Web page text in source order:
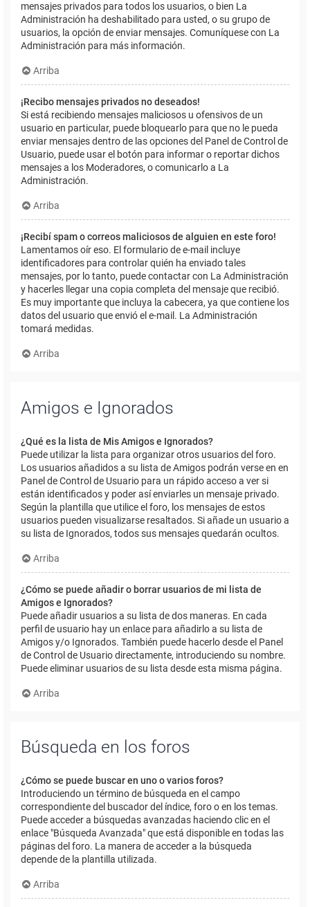
mensajes privados para todos los usuarios, o bien La
Administración ha deshabilitado para usted, o su grupo de
usuarios, la opción de enviar mensajes. Comuníquese con La
Administración para más información.
Arriba
¡Recibo mensajes privados no deseados!
Si está recibiendo mensajes maliciosos u ofensivos de un
usuario en particular, puede bloquearlo para que no le pueda
enviar mensajes dentro de las opciones del Panel de Control de
Usuario, puede usar el botón para informar o reportar dichos
mensajes a los Moderadores, o comunicarlo a La
Administración.
Arriba
¡Recibí spam o correos maliciosos de alguien en este foro!
Lamentamos oír eso. El formulario de e-mail incluye
identificadores para controlar quién ha enviado tales
mensajes, por lo tanto, puede contactar con La Administración
y hacerles llegar una copia completa del mensaje que recibió.
Es muy importante que incluya la cabecera, ya que contiene los
datos del usuario que envió el e-mail. La Administración
tomará medidas.
Arriba
Amigos e Ignorados
¿Qué es la lista de Mis Amigos e Ignorados?
Puede utilizar la lista para organizar otros usuarios del foro.
Los usuarios añadidos a su lista de Amigos podrán verse en en
Panel de Control de Usuario para un rápido acceso a ver si
están identificados y poder así enviarles un mensaje privado.
Según la plantilla que utilice el foro, los mensajes de estos
usuarios pueden visualizarse resaltados. Si añade un usuario a
su lista de Ignorados, todos sus mensajes quedarán ocultos.
Arriba
¿Cómo se puede añadir o borrar usuarios de mi lista de
Amigos e Ignorados?
Puede añadir usuarios a su lista de dos maneras. En cada
perfil de usuario hay un enlace para añadirlo a su lista de
Amigos y/o Ignorados. También puede hacerlo desde el Panel
de Control de Usuario directamente, introduciendo su nombre.
Puede eliminar usuarios de su lista desde esta misma página.
Arriba
Búsqueda en los foros
¿Cómo se puede buscar en uno o varios foros?
Introduciendo un término de búsqueda en el campo
correspondiente del buscador del índice, foro o en los temas.
Puede acceder a búsquedas avanzadas haciendo clic en el
enlace "Búsqueda Avanzada" que está disponible en todas las
páginas del foro. La manera de acceder a la búsqueda
depende de la plantilla utilizada.
Arriba